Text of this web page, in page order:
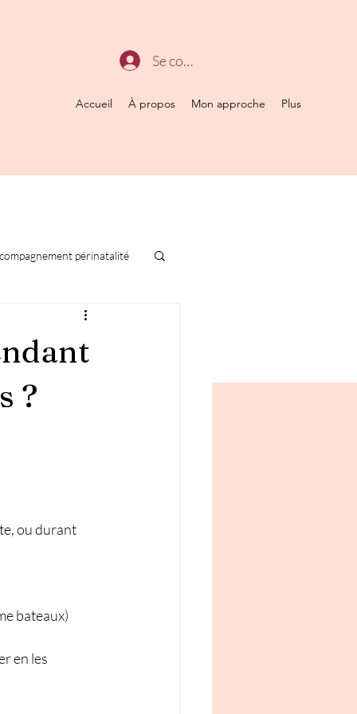
Accueil À propos Mon approche Plus
Se connecter
périnatalité
?
ou durant
bateaux)
en les